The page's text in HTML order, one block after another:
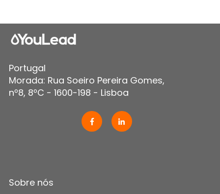
Portugal
Morada: Rua Soeiro Pereira Gomes,
nº8, 8ºC - 1600-198 - Lisboa
Sobre nós